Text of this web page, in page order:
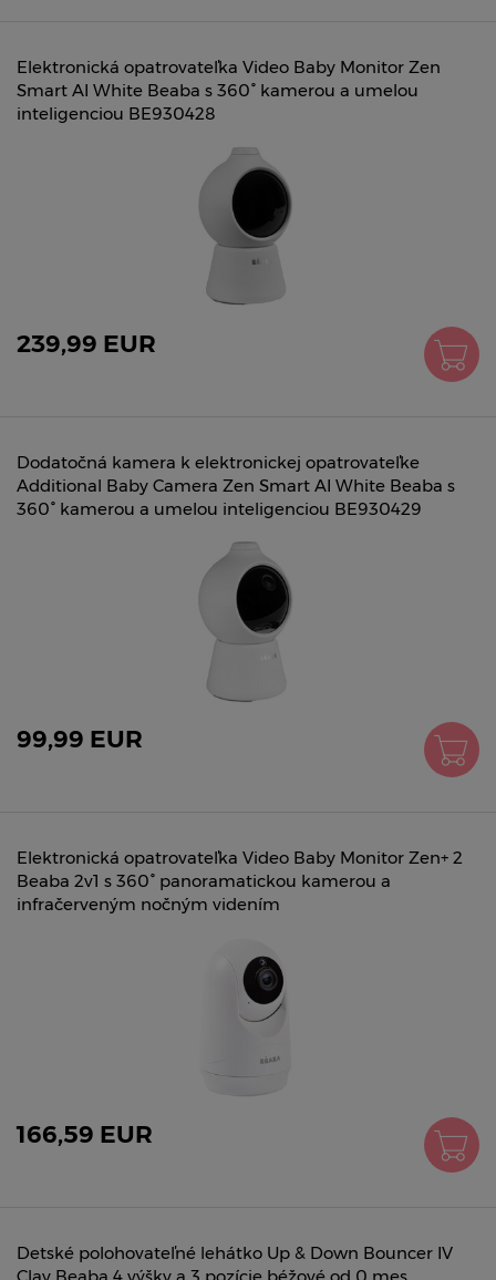
Elektronická opatrovateľka Video Baby Monitor Zen
Smart AI White Beaba s 360° kamerou a umelou
inteligenciou BE930428
239,99 EUR
Dodatočná kamera k elektronickej opatrovateľke
Additional Baby Camera Zen Smart AI White Beaba s
360° kamerou a umelou inteligenciou BE930429
99,99 EUR
Elektronická opatrovateľka Video Baby Monitor Zen+ 2
Beaba 2v1 s 360° panoramatickou kamerou a
infračerveným nočným videním
166,59 EUR
Detské polohovateľné lehátko Up & Down Bouncer IV